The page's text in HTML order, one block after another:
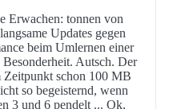
Erwachen: tonnen von
Updates gegen
beim Umlernen einer
Autsch. Der
Zeitpunkt schon 100 MB
so begeisternd, wenn
3 und 6 pendelt ... Ok,